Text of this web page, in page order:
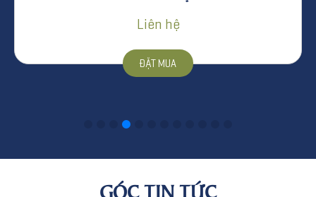
Kích
Liên hệ
GÓC TIN TỨC